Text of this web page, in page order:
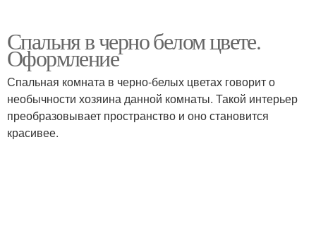
Спальня в черно белом цвете.
Оформление
Спальная комната в черно-белых цветах говорит о
необычности хозяина данной комнаты. Такой интерьер
преобразовывает пространство и оно становится
красивее.